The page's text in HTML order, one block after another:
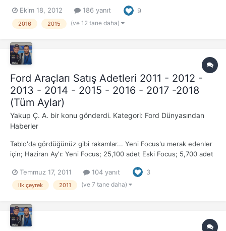
son 14 yılda hangi marka satıldı merak edenler açısından kıymetli
bir derleme. 1- "TOPLAM" Sat...
Ekim 18, 2012 186 yanıt 9
2016 2015 (ve 12 tane daha)
Ford Araçları Satış Adetleri 2011 - 2012 -
2013 - 2014 - 2015 - 2016 - 2017 -2018
(Tüm Aylar)
Yakup Ç. A. bir konu gönderdi. Kategori: Ford Dünyasından
Haberler
Tablo'da gördüğünüz gibi rakamlar... Yeni Focus'u merak edenler
için; Haziran Ay'ı: Yeni Focus; 25,100 adet Eski Focus; 5,700 adet
adet Eski Focus; 79,600 adet NOT: Tablo sadece Avrupa ül...
Temmuz 17, 2011 104 yanıt 3
ilk çeyrek 2011 (ve 7 tane daha)